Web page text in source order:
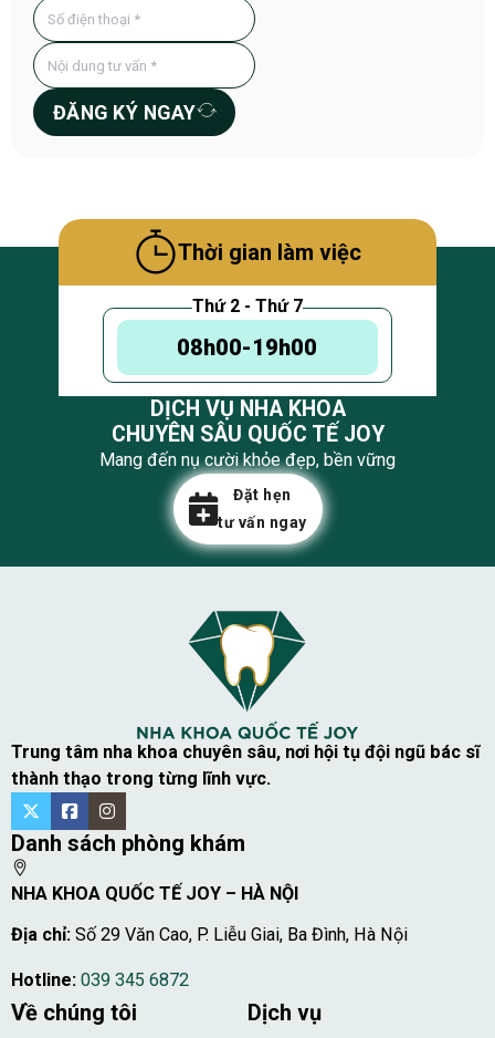
ĐĂNG KÝ NGAY
Thời gian làm việc
Thứ 2 - Thứ 7
08h00-19h00
DỊCH VỤ NHA KHOA
CHUYÊN SÂU QUỐC TẾ JOY
Mang đến nụ cười khỏe đẹp, bền vững
Đặt hẹn
tư vấn ngay
Trung tâm nha khoa chuyên sâu, nơi hội tụ đội ngũ bác sĩ
thành thạo trong từng lĩnh vực.
Danh sách phòng khám
NHA KHOA QUỐC TẾ JOY – HÀ NỘI
Địa chỉ: Số 29 Văn Cao, P. Liễu Giai, Ba Đình, Hà Nội
Hotline: 039 345 6872
Về chúng tôi Dịch vụ